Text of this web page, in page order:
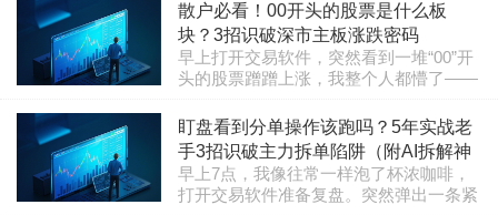
散户必看！00开头的股票是什么板
块？3招识破深市主板涨跌密码
早上打开交易软件，突然看到一堆“00”开
头的股票蹭蹭上涨，我整个人都懵了——
怎么像是突然闯进了陌生地图？ 相信很
多朋友都经历过这种困惑。今天咱不绕弯
子，直接说透：00开头的股票，清一色是
深圳主板的老兵！ --- 一、为什么00开头
成了深市主板的"身份证"？ 这事得从A股
盯盘看到分单操作该跑吗？5年实战老
手3招识破主力拆单陷阱（附AI拆解神
器）
早上7点，我像往常一样泡了杯浓咖啡，
打开交易软件准备复盘。突然弹出一条紧